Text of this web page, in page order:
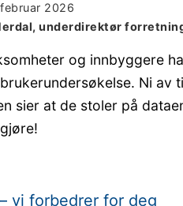
2026
underdirektør
og innbyggere
Ni av
sier at de stoler på
vi forbedrer for deg